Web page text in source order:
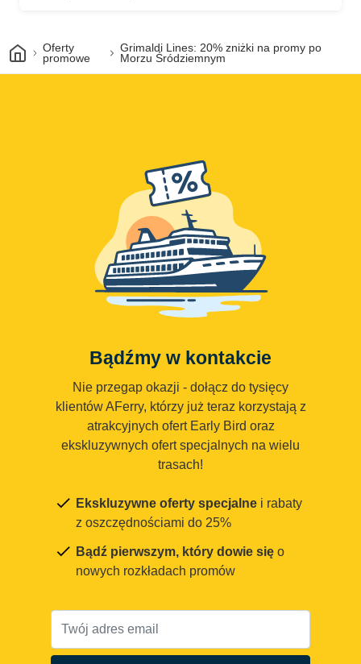
DomOferty
promowe
Grimaldi Lines: 20% zniżki na promy po
Morzu Śródziemnym
Bądźmy w kontakcie
Nie przegap okazji - dołącz do tysięcy
klientów AFerry, którzy już teraz korzystają z
atrakcyjnych ofert Early Bird oraz
ekskluzywnych ofert specjalnych na wielu
trasach!
Ekskluzywne oferty specjalne i rabaty
z oszczędnościami do 25%
Bądź pierwszym, który dowie się o
nowych rozkładach promów